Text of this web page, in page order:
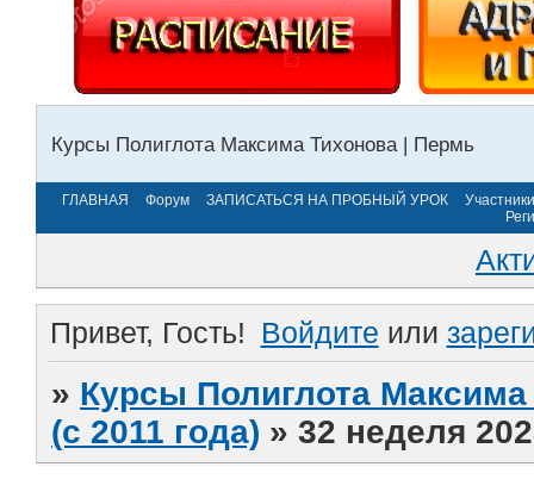
Курсы Полиглота Максима Тихонова | Пермь
ГЛАВНАЯ Форум ЗАПИСАТЬСЯ НА ПРОБНЫЙ УРОК
Участники
Привет, Гость! Войдите или
» Курсы Полиглота
(с 2011 года) »32 неделя